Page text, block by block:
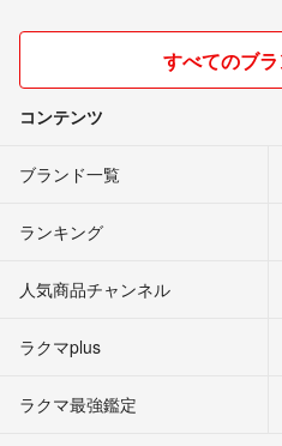
すべてのブ
コンテンツ
ブランド一覧
ランキング
人気商品チャンネル
ラクマplus
ラクマ最強鑑定